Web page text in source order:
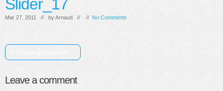
Slider_17
Mar 27, 2011 // byArnaud // // No Comments
Leave a comment